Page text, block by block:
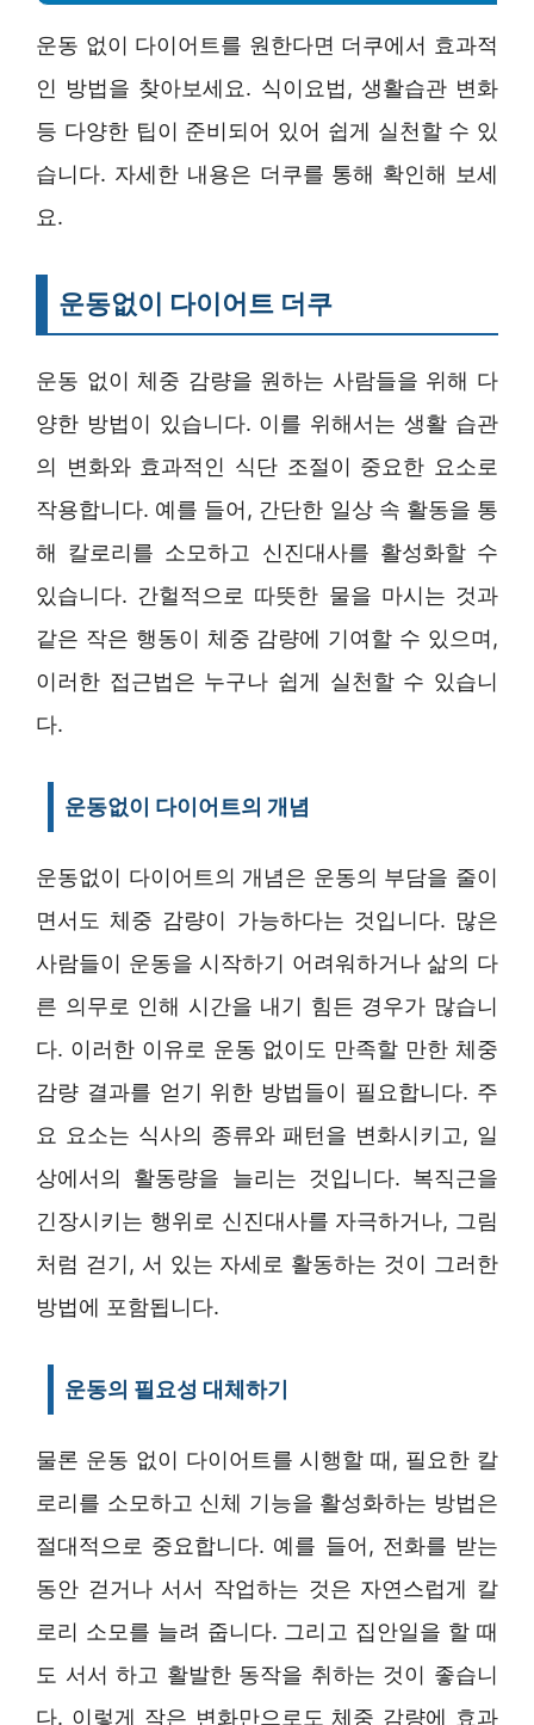
운동 없이 다이어트를 원한다면 더쿠에서 효과적
인 방법을 찾아보세요. 식이요법, 생활습관 변화
등 다양한 팁이 준비되어 있어 쉽게 실천할 수 있
습니다. 자세한 내용은 더쿠를 통해 확인해 보세
요.
운동없이 다이어트 더쿠
운동 없이 체중 감량을 원하는 사람들을 위해 다
양한 방법이 있습니다. 이를 위해서는 생활 습관
의 변화와 효과적인 식단 조절이 중요한 요소로
작용합니다. 예를 들어, 간단한 일상 속 활동을 통
해 칼로리를 소모하고 신진대사를 활성화할 수
있습니다. 간헐적으로 따뜻한 물을 마시는 것과
같은 작은 행동이 체중 감량에 기여할 수 있으며,
이러한 접근법은 누구나 쉽게 실천할 수 있습니
다.
운동없이 다이어트의 개념
운동없이 다이어트의 개념은 운동의 부담을 줄이
면서도 체중 감량이 가능하다는 것입니다. 많은
사람들이 운동을 시작하기 어려워하거나 삶의 다
른 의무로 인해 시간을 내기 힘든 경우가 많습니
다. 이러한 이유로 운동 없이도 만족할 만한 체중
감량 결과를 얻기 위한 방법들이 필요합니다. 주
요 요소는 식사의 종류와 패턴을 변화시키고, 일
상에서의 활동량을 늘리는 것입니다. 복직근을
긴장시키는 행위로 신진대사를 자극하거나, 그림
처럼 걷기, 서 있는 자세로 활동하는 것이 그러한
방법에 포함됩니다.
운동의 필요성 대체하기
물론 운동 없이 다이어트를 시행할 때, 필요한 칼
로리를 소모하고 신체 기능을 활성화하는 방법은
절대적으로 중요합니다. 예를 들어, 전화를 받는
동안 걷거나 서서 작업하는 것은 자연스럽게 칼
로리 소모를 늘려 줍니다. 그리고 집안일을 할 때
도 서서 하고 활발한 동작을 취하는 것이 좋습니
다. 이렇게 작은 변화만으로도 체중 감량에 효과